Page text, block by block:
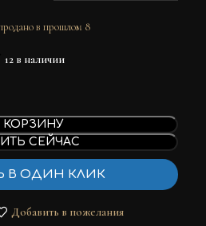
в прошлом 8
12 в наличии
КОРЗИНУ
СЕЙЧАС
В ОДИН КЛИК
Добавить в пожелания